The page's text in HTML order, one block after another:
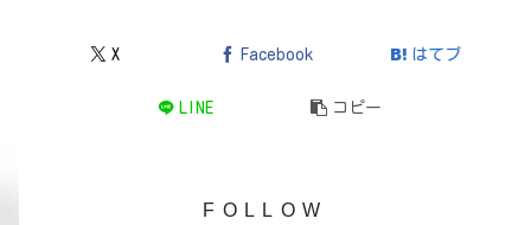
X Facebook はてブ
LINE コピー